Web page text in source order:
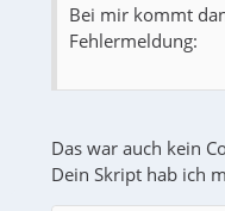
Bei mir kommt
Fehlermeldung:
Das war auch kein
Dein Skript hab ich